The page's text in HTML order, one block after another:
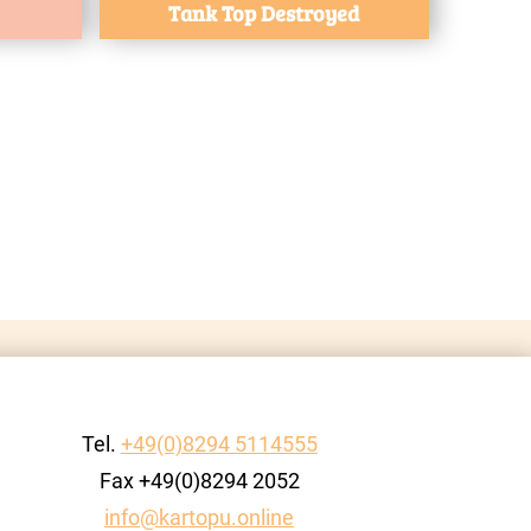
Tank Top Destroyed
Tel. +49(0)8294 5114555
Fax +49(0)8294 2052
info@kartopu.online